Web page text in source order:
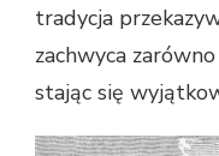
tradycja
zachwyca
stając się